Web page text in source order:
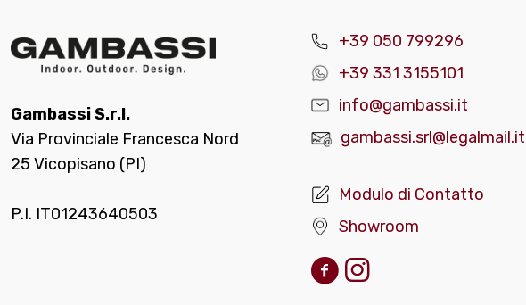
Gambassi S.r.l.
Via Provinciale Francesca Nord
25 Vicopisano (PI)
P.I. IT01243640503
+39 050 799296
+39 331 3155101
info@gambassi.it
gambassi.srl@legalmail.it
Modulo di Contatto
Showroom